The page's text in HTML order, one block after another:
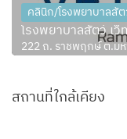
คลินิก/โรงพยาบาลสั
โรงพยาบาลสัตว์ เ
222 ถ. ราชพฤกษ์ ต.ม
สถานที่ใกล้เคียง